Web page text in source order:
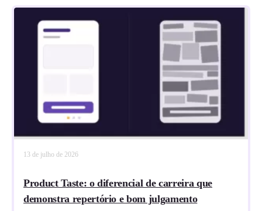
13 de julho de 2026
Product Taste: o diferencial de carreira que
demonstra repertório e bom julgamento